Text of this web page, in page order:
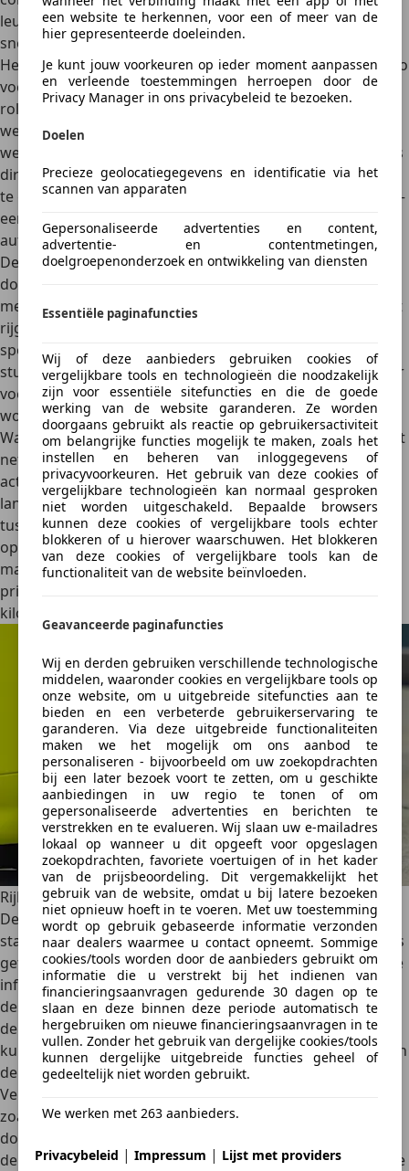
een website te herkennen, voor een of meer van de
hier gepresenteerde doeleinden.
Je kunt jouw voorkeuren op ieder moment aanpassen
en verleende toestemmingen herroepen door de
Privacy Manager in ons privacybeleid te bezoeken.
Doelen
Precieze geolocatiegegevens en identificatie via het
scannen van apparaten
Gepersonaliseerde advertenties en content,
advertentie- en contentmetingen,
doelgroepenonderzoek en ontwikkeling van diensten
Essentiële paginafuncties
Wij of deze aanbieders gebruiken cookies of
vergelijkbare tools en technologieën die noodzakelijk
zijn voor essentiële sitefuncties en die de goede
werking van de website garanderen. Ze worden
doorgaans gebruikt als reactie op gebruikersactiviteit
om belangrijke functies mogelijk te maken, zoals het
instellen en beheren van inloggegevens of
privacyvoorkeuren. Het gebruik van deze cookies of
vergelijkbare technologieën kan normaal gesproken
niet worden uitgeschakeld. Bepaalde browsers
kunnen deze cookies of vergelijkbare tools echter
blokkeren of u hierover waarschuwen. Het blokkeren
van deze cookies of vergelijkbare tools kan de
functionaliteit van de website beïnvloeden.
Geavanceerde paginafuncties
Wij en derden gebruiken verschillende technologische
middelen, waaronder cookies en vergelijkbare tools op
onze website, om u uitgebreide sitefuncties aan te
bieden en een verbeterde gebruikerservaring te
garanderen. Via deze uitgebreide functionaliteiten
maken we het mogelijk om ons aanbod te
personaliseren - bijvoorbeeld om uw zoekopdrachten
bij een later bezoek voort te zetten, om u geschikte
aanbiedingen in uw regio te tonen of om
gepersonaliseerde advertenties en berichten te
verstrekken en te evalueren. Wij slaan uw e-mailadres
lokaal op wanneer u dit opgeeft voor opgeslagen
zoekopdrachten, favoriete voertuigen of in het kader
van de prijsbeoordeling. Dit vergemakkelijkt het
gebruik van de website, omdat u bij latere bezoeken
niet opnieuw hoeft in te voeren. Met uw toestemming
wordt op gebruik gebaseerde informatie verzonden
naar dealers waarmee u contact opneemt. Sommige
cookies/tools worden door de aanbieders gebruikt om
informatie die u verstrekt bij het indienen van
financieringsaanvragen gedurende 30 dagen op te
slaan en deze binnen deze periode automatisch te
hergebruiken om nieuwe financieringsaanvragen in te
vullen. Zonder het gebruik van dergelijke cookies/tools
kunnen dergelijke uitgebreide functies geheel of
gedeeltelijk niet worden gebruikt.
We werken met 263 aanbieders.
Privacybeleid | Impressum | Lijst met providers
leuk: je kunt hem actief rijden zonder meteen aan
snelheidslimieten te zitten.
Het onderstel is een van de grootste verrassingen. De auto
voelt aanzienlijk strakker dan de Fiat 500e, met minder
rolneiging en een scherpere turn-in.In de stad is hij
wendbaar als een elektrische kart, terwijl hij op bochtige
wegen juist uitnodigt om tempo te maken.
De besturing is
direct, licht maar communicatief genoeg om vertrouwen
te geven. Af en toe voelt hij wat nerveus op klinkerwegen –
een compromis dat je vaker ziet bij compact sportieve
auto’s met een korte wielbasis.
De remmen doen uitstekend hun werk, met eengoed te
doseren overgang tussen regeneratief remmen en
mechanische remkracht.Abarth heeft ervoor gekozen het
rijgedrag minder gericht te maken op efficiëntie. In
sportmodus krijg je een agressievere gasrespons, meer
stuurbekrachtiging en een luider digitaal geluid. Daardoor
voelt de auto levendig, zonder dat hij oncomfortabel stug
wordt.
Wat betreft verbruik zit je op 17,1 kWh/100 km (WLTP), wat
netjes is voor een auto die vooral sportiviteit levert. De
actieradius van 250 km maakt duidelijk dat dit geen
langeafstands-EV is. Het is een auto die zich thuis voelt
tussen stoplichten, in stadsverkeer en korte bochten, niet
op de linkerbaan van de snelweg. Opladen gaat met
maximaal 85 kW, waardoor een korte laadstop onderweg
prima te doen is – maar opnieuw:
kilometervreter, maar een elektrische fun-machine.
Rijk uitgerust en uitgesproken sportief aangekleed
De Abarth 500e wordt geleverd met eenvrij complete
standaarduitrusting, zeker in de Turismo-specificatie zoals
getest. Denk aan 18-inch velgen, sportstoelen, uitgebreide
infotainmentmogelijkheden en Abarth-specifieke
designaccenten. De digitale sound generator (alleen voor
de Turismo) is een van de meest besproken features; je
kunt hem uitschakelen, maar het is eigenlijk onderdeel van
de charme.
Verder krijg je een reeks moderne assistentiesystemen,
zoals
adaptieve cruise control, verkeersbordherkenning,
dodehoekbewaking en lane assist. Niet op het niveau van
de nieuwste premium EV’s, maar alles wat je in deze klasse